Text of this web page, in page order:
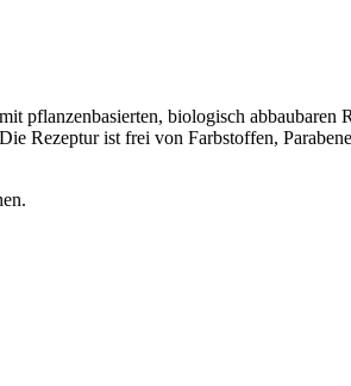
pflanzenbasierten, biologisch
Rezeptur ist frei von Farbstoffen,